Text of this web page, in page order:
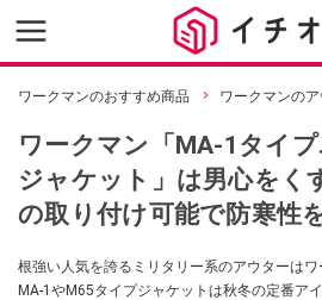
ワークマンのおすすめ商品 ワークマンの
ワークマン「MA-1タイ
ジャケット」は男心をく
の取り付け可能で防寒性
根強い人気を誇るミリタリー系のアウターはワ
MA-1やM65タイプジャケットは秋冬の定番ア